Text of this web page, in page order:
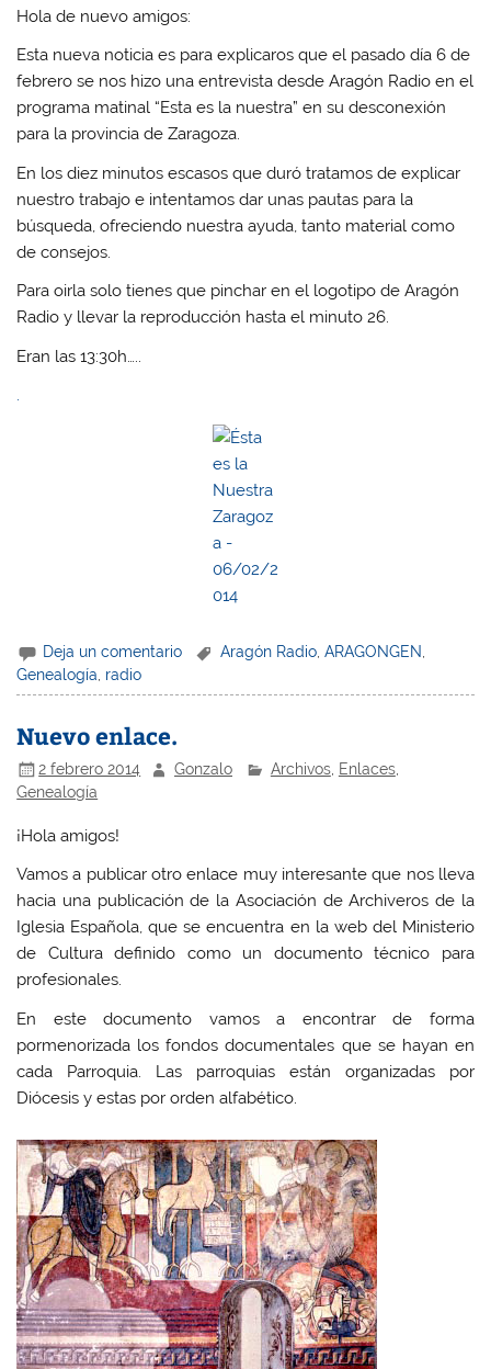
Hola de nuevo amigos:
Esta nueva noticia es para explicaros que el pasado día 6 de
febrero se nos hizo una entrevista desde Aragón Radio en el
programa matinal “Esta es la nuestra” en su desconexión
para la provincia de Zaragoza.
En los diez minutos escasos que duró tratamos de explicar
nuestro trabajo e intentamos dar unas pautas para la
búsqueda, ofreciendo nuestra ayuda, tanto material como
de consejos.
Para oirla solo tienes que pinchar en el logotipo de Aragón
Radio y llevar la reproducción hasta el minuto 26.
Eran las 13:30h…..
.
Deja un comentario Aragón Radio ,ARAGONGEN
Genealogía, radio
Nuevo enlace.
2 febrero 2014 Gonzalo Archivos, Enlaces,
Genealogía
¡Hola amigos!
Vamos a publicar otro enlace muy interesante que nos lleva
hacia una publicación de la Asociación de Archiveros de la
Iglesia Española, que se encuentra en la web del Ministerio
de Cultura definido como un documento técnico para
profesionales.
En este documento vamos a encontrar de forma
pormenorizada los fondos documentales que se hayan en
cada Parroquia. Las parroquias están organizadas por
Diócesis y estas por orden alfabético.